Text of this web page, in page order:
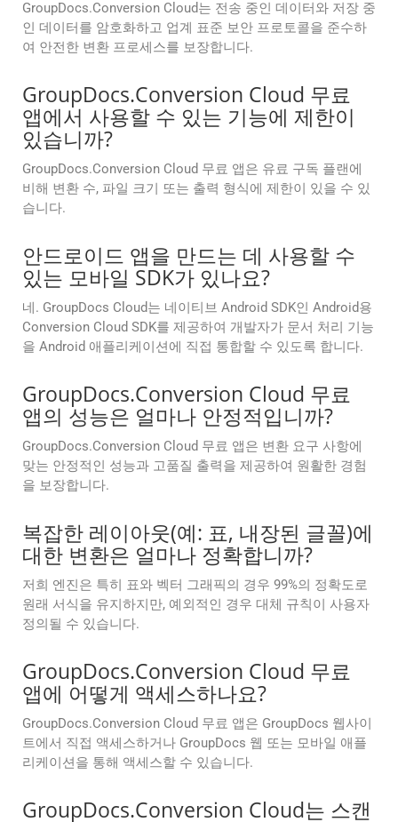
GroupDocs.Conversion Cloud는 전송 중인 데이터와 저장 중
인 데이터를 암호화하고 업계 표준 보안 프로토콜을 준수하
여 안전한 변환 프로세스를 보장합니다.
GroupDocs.Conversion Cloud 무료
앱에서 사용할 수 있는 기능에 제한이
있습니까?
GroupDocs.Conversion Cloud 무료 앱은 유료 구독 플랜에
비해 변환 수, 파일 크기 또는 출력 형식에 제한이 있을 수 있
습니다.
안드로이드 앱을 만드는 데 사용할 수
있는 모바일 SDK가 있나요?
네. GroupDocs Cloud는 네이티브 Android SDK인 Android용
Conversion Cloud SDK를 제공하여 개발자가 문서 처리 기능
을 Android 애플리케이션에 직접 통합할 수 있도록 합니다.
GroupDocs.Conversion Cloud 무료
앱의 성능은 얼마나 안정적입니까?
GroupDocs.Conversion Cloud 무료 앱은 변환 요구 사항에
맞는 안정적인 성능과 고품질 출력을 제공하여 원활한 경험
을 보장합니다.
복잡한 레이아웃(예: 표, 내장된 글꼴)에
대한 변환은 얼마나 정확합니까?
저희 엔진은 특히 표와 벡터 그래픽의 경우 99%의 정확도로
원래 서식을 유지하지만, 예외적인 경우 대체 규칙이 사용자
정의될 수 있습니다.
GroupDocs.Conversion Cloud 무료
앱에 어떻게 액세스하나요?
GroupDocs.Conversion Cloud 무료 앱은 GroupDocs 웹사이
트에서 직접 액세스하거나 GroupDocs 웹 또는 모바일 애플
리케이션을 통해 액세스할 수 있습니다.
GroupDocs.Conversion Cloud는 스캔